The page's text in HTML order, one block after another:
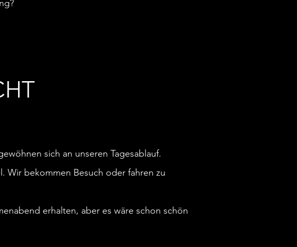
sich an unseren Tagesablauf.
Wir bekommen Besuch oder fahren zu
erhalten, aber es wäre schon schön